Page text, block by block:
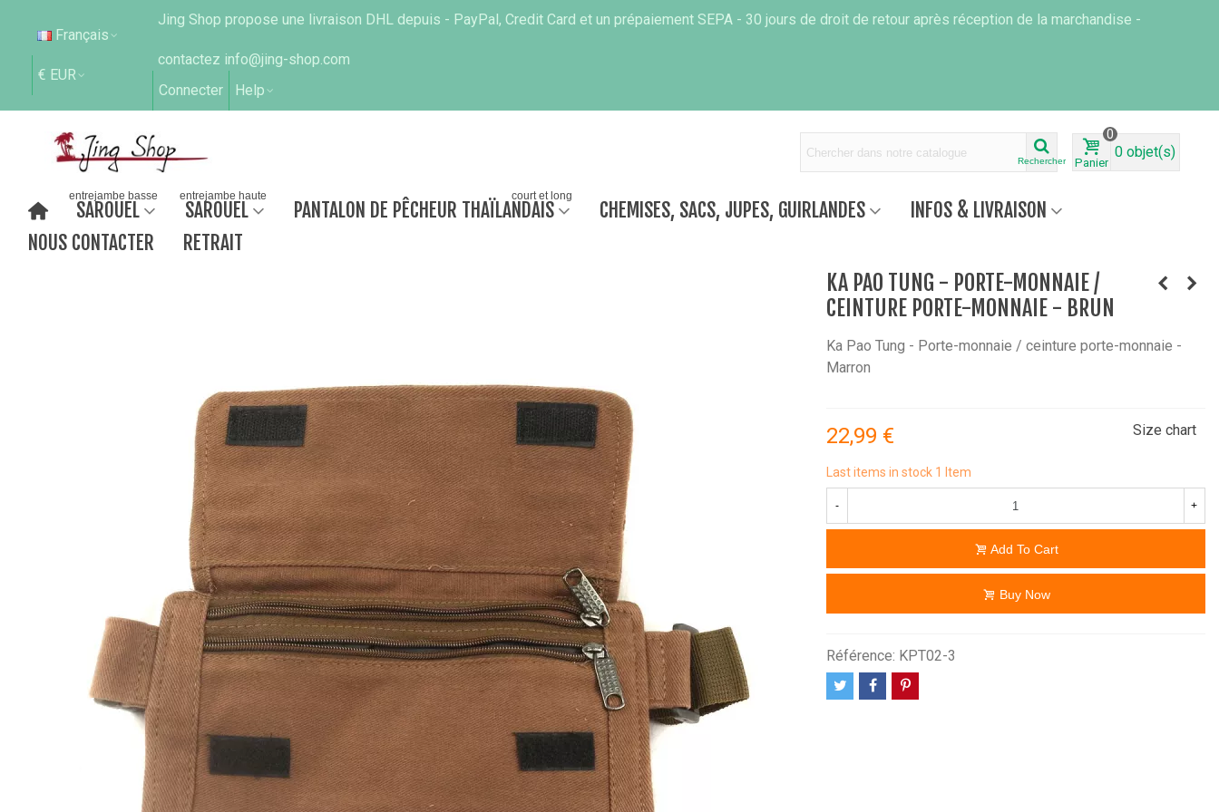
Français
€ EUR
Jing Shop propose une livraison DHL depuis - PayPal, Credit Card et un prépaiement SEPA - 30 jours de droit de retour après réception de la marchandise -
contactez info@jing-shop.com
Connecter
Help
Rechercher Panier
0
0 objet(s)
SAROUEL
entrejambe basse
SAROUEL
entrejambe haute
PANTALON DE PÊCHEUR THAÏLANDAIS
court et long
CHEMISES, SACS, JUPES, GUIRLANDES
INFOS & LIVRAISON
NOUS CONTACTER
RETRAIT
KA PAO TUNG - PORTE-MONNAIE /
CEINTURE PORTE-MONNAIE - BRUN
Ka Pao Tung - Porte-monnaie / ceinture porte-monnaie -
Marron
22,99 € Size chart
Last items in stock 1 Item
- +
Add To Cart
Buy Now
Référence: KPT02-3